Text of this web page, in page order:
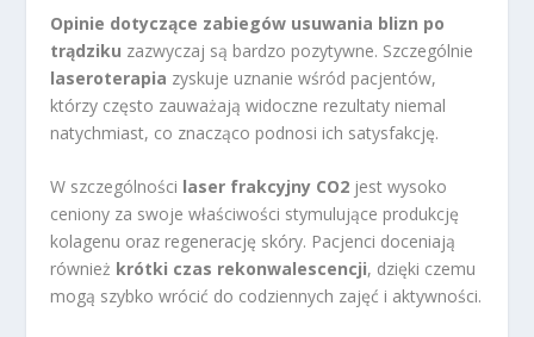
Opinie dotyczące zabiegów usuwania blizn po
trądziku zazwyczaj są bardzo pozytywne. Szczególnie
laseroterapia zyskuje uznanie wśród pacjentów,
którzy często zauważają widoczne rezultaty niemal
natychmiast, co znacząco podnosi ich satysfakcję.
W szczególności laser frakcyjny CO2 jest wysoko
ceniony za swoje właściwości stymulujące produkcję
kolagenu oraz regenerację skóry. Pacjenci doceniają
również krótki czas rekonwalescencji, dzięki czemu
mogą szybko wrócić do codziennych zajęć i aktywności.